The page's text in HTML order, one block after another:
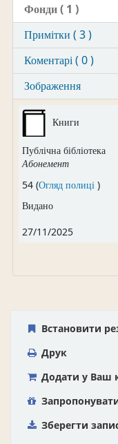
Фонди( 1 )
Примітки ( 3 )
Коментарі ( 0 )
Зображення
Книги
Публічна бібліотека
Абонемент
54 (Огляд полиці)
Видано
27/11/2025
Встановити
Друк
Додати у Ваш
Зберегти